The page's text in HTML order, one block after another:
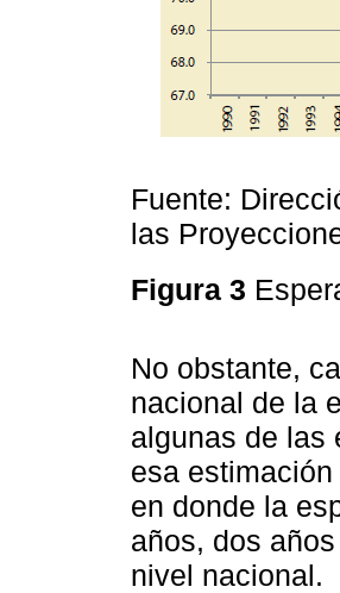
Fuente:
las
Figura 3
No obstante,
nacional de la
algunas de las
esa estimación
en donde la
años, dos
nivel nacional.